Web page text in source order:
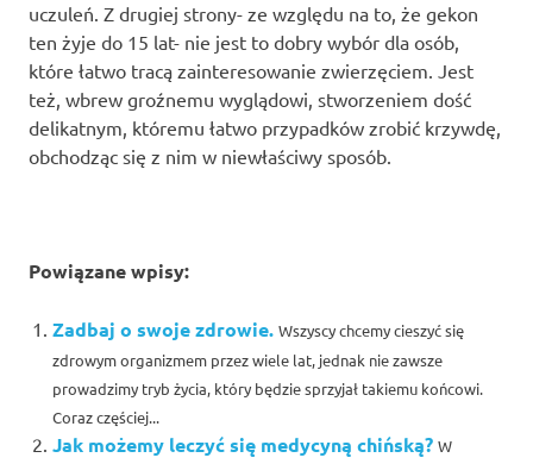
uczuleń. Z drugiej strony- ze względu na to, że gekon
ten żyje do 15 lat- nie jest to dobry wybór dla osób,
które łatwo tracą zainteresowanie zwierzęciem. Jest
też, wbrew groźnemu wyglądowi, stworzeniem dość
delikatnym, któremu łatwo przypadków zrobić krzywdę,
obchodząc się z nim w niewłaściwy sposób.
Powiązane wpisy:
Zadbaj o swoje zdrowie. Wszyscy chcemy cieszyć się
zdrowym organizmem przez wiele lat, jednak nie zawsze
prowadzimy tryb życia, który będzie sprzyjał takiemu końcowi.
Coraz częściej...
Jak możemy leczyć się medycyną chińską? W